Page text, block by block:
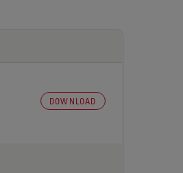
DOWNLOAD